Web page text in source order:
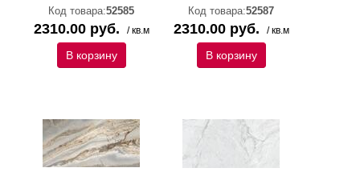
Код товара:52585
2310.00 руб. / кв.м
В корзину
Код товара:52587
2310.00 руб. / кв.м
В корзину